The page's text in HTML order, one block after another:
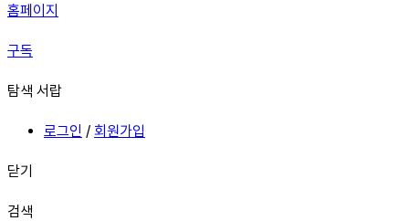
홈페이지
구독
탐색 서랍
로그인 / 회원가입
닫기
검색